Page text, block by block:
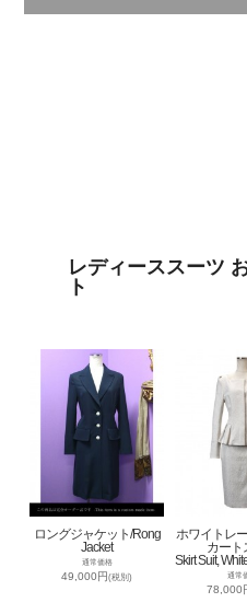
レディーススーツ
ト
ロングジャケット/Rong
Jacket
通常価格
49,000円(税別)
ホワイトレ
カート
Skirt Suit,
通常
78,000